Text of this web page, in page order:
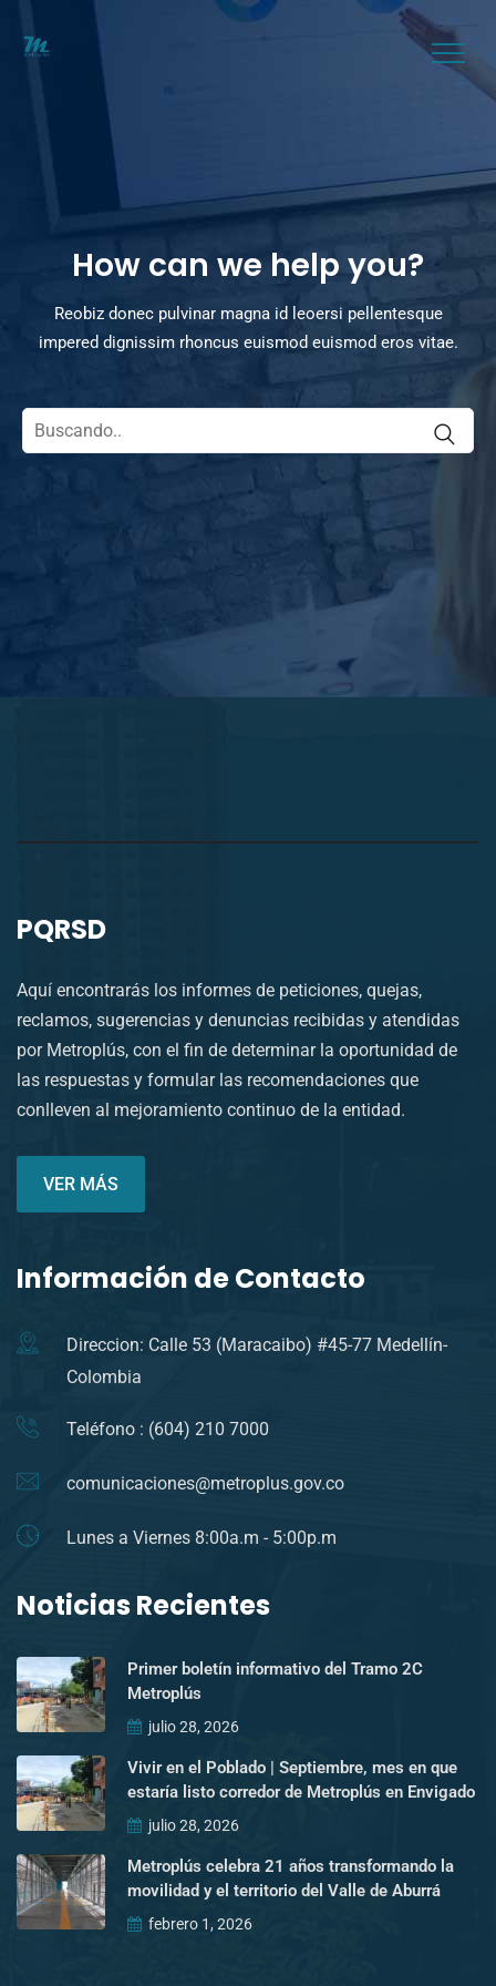
How can we help you?
Reobiz donec pulvinar magna id leoersi pellentesque
impered dignissim rhoncus euismod euismod eros vitae.
PQRSD
Aquí encontrarás los informes de peticiones, quejas,
reclamos, sugerencias y denuncias recibidas y atendidas
por Metroplús, con el fin de determinar la oportunidad de
las respuestas y formular las recomendaciones que
conlleven al mejoramiento continuo de la entidad.
VER MÁS
Información de Contacto
Direccion: Calle 53 (Maracaibo) #45-77 Medellín-
Colombia
Teléfono : (604) 210 7000
comunicaciones@metroplus.gov.co
Lunes a Viernes 8:00a.m - 5:00p.m
Noticias Recientes
Primer boletín informativo del Tramo 2C
Metroplús
julio 28, 2026
Vivir en el Poblado | Septiembre, mes en que
estaría listo corredor de Metroplús en Envigado
julio 28, 2026
Metroplús celebra 21 años transformando la
movilidad y el territorio del Valle de Aburrá
febrero 1, 2026